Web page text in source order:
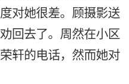
对她很差。顾摄影送
回去了。周然在小区
轩的电话，然而她对